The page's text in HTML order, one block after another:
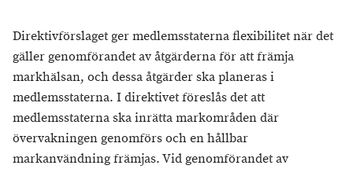
Direktivförslaget ger medlemsstaterna flexibilitet när det
gäller genomförandet av åtgärderna för att främja
markhälsan, och dessa åtgärder ska planeras i
medlemsstaterna. I direktivet föreslås det att
medlemsstaterna ska inrätta markområden där
övervakningen genomförs och en hållbar
markanvändning främjas. Vid genomförandet av